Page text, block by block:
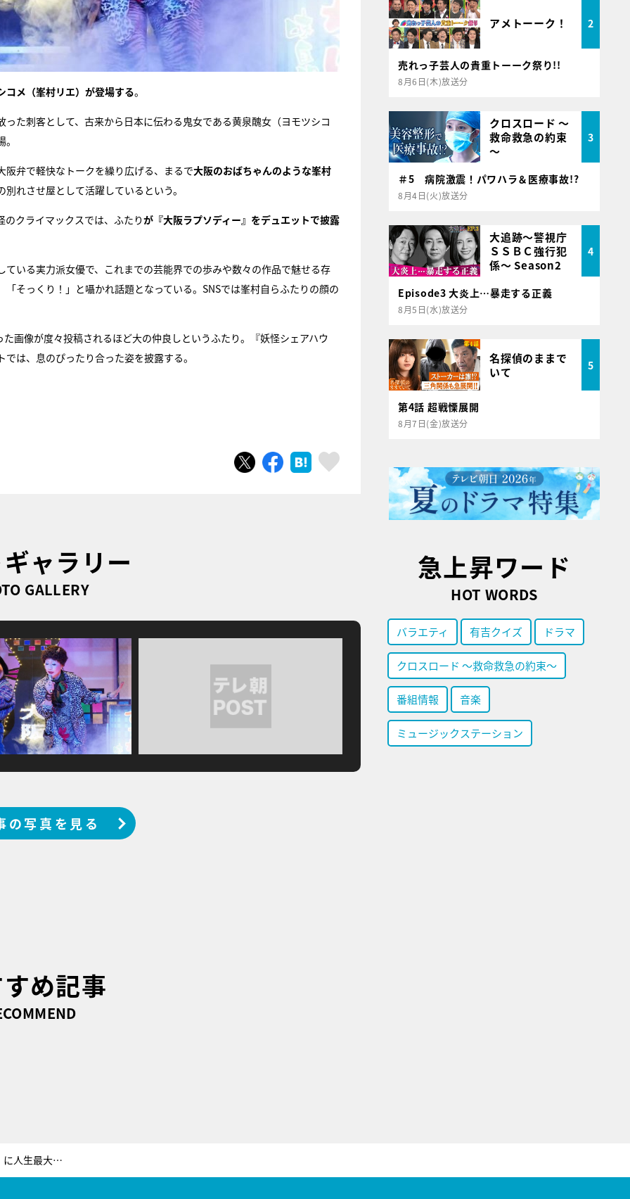
コメ（峯村リエ）が登場する。
た刺客として、古来から日本に伝わる鬼女である黄泉醜女（ヨモツシコ
弁で軽快なトークを繰り広げる、まるで大阪のおばちゃんのような峯村
れさせ屋として活躍しているという。
クライマックスでは、ふたりが『大阪ラプソディー』をデュエットで披露
いる実力派女優で、これまでの芸能界での歩みや数々の作品で魅せる存
そっくり！」と囁かれ話題となっている。SNSでは峯村自らふたりの顔の
画像が度々投稿されるほど大の仲良しというふたり。『妖怪シェアハウ
は、息のぴったり合った姿を披露する。
ツイートシェア はてブ
ャラリー
GALLERY
の写真を見る
め記事
アメトーーク！ 2
売れっ子芸人の貴重トーーク祭り!!
8月6日(木)放送分
クロスロード ～
救命救急の約束
～
3
＃5 病院激震！パワハラ＆医療事故!?
8月4日(火)放送分
大追跡～警視庁
ＳＳＢＣ強行犯
係～ Season2
4
Episode3 大炎上…暴走する正義
8月5日(水)放送分
名探偵のままで
いて
5
第4話 超戦慄展開
8月7日(金)放送分
急上昇ワード
HOT WORDS
バラエティ 有吉クイズ ドラマ
クロスロード ～救命救急の約束～
番組情報 音楽
ミュージックステーション
どん底ヒロイン・澪（小芝風花）に人生最大の危機！“妖怪たち”もお手上げの最強の敵「生霊」が襲う